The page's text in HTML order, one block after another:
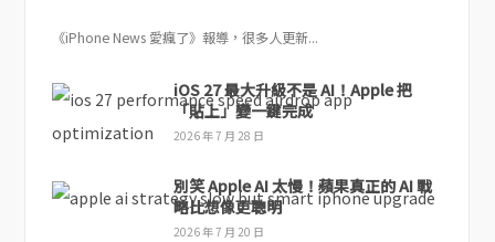
《iPhone News 愛瘋了》報導，很多人更新...
iOS 27 最大升級不是 AI！Apple 把
「貼上」變一鍵完成
2026 年 7 月 28 日
別笑 Apple AI 太慢！蘋果真正的 AI 戰
略比想像更聰明
2026 年 7 月 20 日